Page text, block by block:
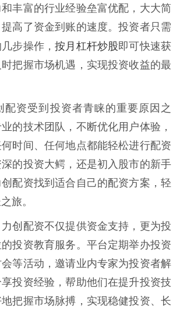
丰富的行业经验垒富优配，大大简
高了资金到账的速度。投资者只需
步操作，按月杠杆炒股即可快速获
把握市场机遇，实现投资收益的最
配资受到投资者青睐的重要原因之
的技术团队，不断优化用户体验，
时间、任何地点都能轻松进行配资
的投资大鳄，还是初入股市的新手
配资找到适合自己的配资方案，轻
旅。
创配资不仅提供资金支持，更为投
投资教育服务。平台定期举办投资
等活动，邀请业内专家为投资者解
投资经验，帮助他们在提升投资技
把握市场脉搏，实现稳健投资、长